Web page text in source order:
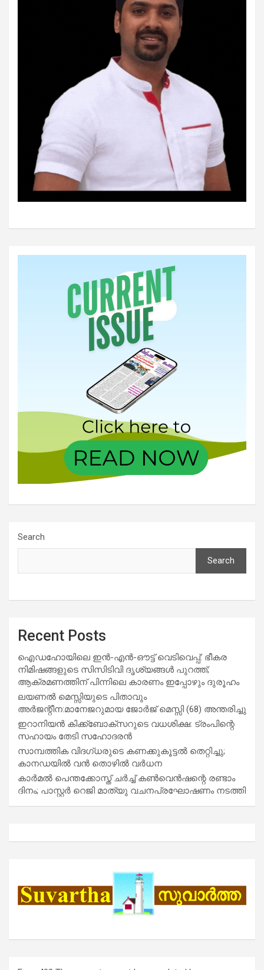
Search
Search
Recent Posts
ഐഡഹോയിലെ ഇൻ-എൻ-ഔട്ട് വെടിവെപ്പ്: ഭീകര
നിമിഷങ്ങളുടെ സിസിടിവി ദൃശ്യങ്ങൾ പുറത്ത്;
ആക്രമണത്തിന് പിന്നിലെ കാരണം ഇപ്പോഴും ദുരൂഹം
ലയണൽ മെസ്സിയുടെ പിതാവും
അർജന്റീന:മാനേജറുമായ ജോർജ് മെസ്സി (68) അന്തരിച്ചു
ഇറാനിയൻ കിക്ക്ബോക്സറുടെ വധശിക്ഷ: ട്രംപിന്റെ
സഹായം തേടി സഹോദരൻ
സാമ്പത്തിക വിദഗ്ധരുടെ കണക്കുകൂട്ടൽ തെറ്റിച്ചു;
കാനഡയിൽ വൻ തൊഴിൽ വർധന
കാർമൽ പെന്തക്കോസ്ത് ചർച്ച് കൺവെൻഷന്റെ രണ്ടാം
ദിനം; പാസ്റ്റർ റെജി മാത്യു വചനപ്രഘോഷണം നടത്തി